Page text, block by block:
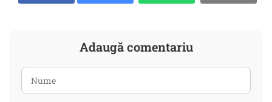
Adaugă comentariu